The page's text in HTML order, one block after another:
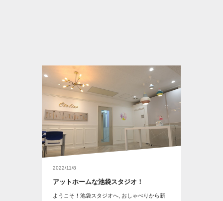
2022/11/8
アットホームな池袋スタジオ！
ようこそ！池袋スタジオへ, おしゃべりから新